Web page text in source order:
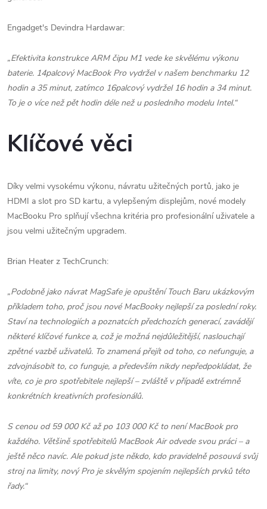
Engadget's Devindra Hardawar:
„Efektivita konstrukce ARM čipu M1 vede ke skvělému výkonu
baterie. 14palcový MacBook Pro vydržel v našem benchmarku 12
hodin a 35 minut, zatímco 16palcový vydržel 16 hodin a 34 minut.
To je o více než pět hodin déle než u posledního modelu Intel.“
Klíčové věci
Díky velmi vysokému výkonu, návratu užitečných portů, jako je
HDMI a slot pro SD kartu, a vylepšeným displejům, nové modely
MacBooku Pro splňují všechna kritéria pro profesionální uživatele a
jsou velmi užitečným upgradem.
Brian Heater z TechCrunch:
„Podobně jako návrat MagSafe je opuštění Touch Baru ukázkovým
příkladem toho, proč jsou nové MacBooky nejlepší za poslední roky.
Staví na technologiích a poznatcích předchozích generací, zavádějí
některé klíčové funkce a, což je možná nejdůležitější, naslouchají
zpětné vazbě uživatelů. To znamená přejít od toho, co nefunguje, a
zdvojnásobit to, co funguje, a především nikdy nepředpokládat, že
víte, co je pro spotřebitele nejlepší – zvláště v případě extrémně
konkrétních kreativních profesionálů.
S cenou od 59 000 Kč až po 103 000 Kč to není MacBook pro
každého. Většině spotřebitelů MacBook Air odvede svou práci – a
ještě něco navíc. Ale pokud jste někdo, kdo pravidelně posouvá svůj
stroj na limity, nový Pro je skvělým spojením nejlepších prvků této
řady.“